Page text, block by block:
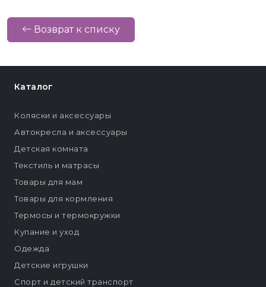
Возврат к списку
Каталог
Коляски и аксессуары
Автокресла и аксессуары
Детская комната
Текстиль и матрасы
Товары для мам
Товары для кормления
Термосы и термокружки
Купание и уход
Одежда
Детские игрушки
Спорт и детский транспорт